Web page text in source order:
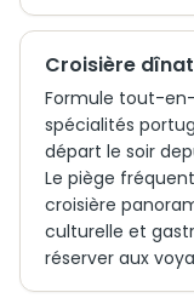
Croisière
Formule tout-
spécialités
départ le soir
Le piège
croisière
culturelle et
réserver aux